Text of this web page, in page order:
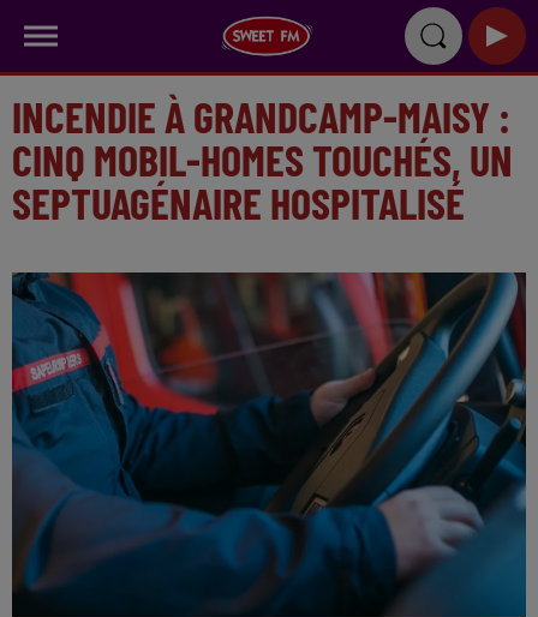
INCENDIE À GRANDCAMP-MAISY :
CINQ MOBIL-HOMES TOUCHÉS, UN
SEPTUAGÉNAIRE HOSPITALISÉ